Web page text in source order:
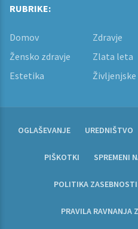
RUBRIKE:
Domov Zdravje
Žensko zdravje
Zlata leta
Estetika
OGLAŠEVANJE UREDNIŠTVO
PIŠKOTKI SPREMENI
POLITIKA ZASEBNOSTI
PRAVILA RAVNANJA